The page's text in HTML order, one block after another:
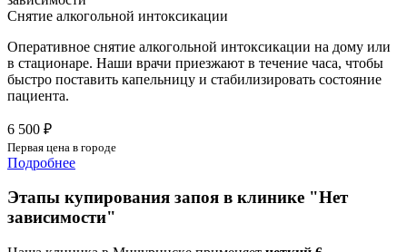
Снятие алкогольной интоксикации
Оперативное снятие алкогольной интоксикации на дому или
в стационаре. Наши врачи приезжают в течение часа, чтобы
быстро поставить капельницу и стабилизировать состояние
пациента.
6 500 ₽
Первая цена в городе
Подробнее
Этапы купирования запоя в клинике "Нет
зависимости"